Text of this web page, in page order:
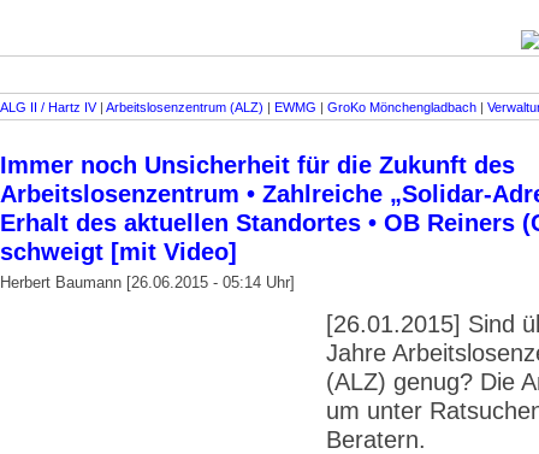
ALG II / Hartz IV| Arbeitslosenzentrum (ALZ) | EWMG | GroKo Mönchengladbach |
Immer noch Unsicherheit für die Zukunft des
Arbeitslosenzentrum • Zahlreiche „Solidar-
Erhalt des aktuellen Standortes • OB Reiners
schweigt [mit Video]
Herbert Baumann [26.06.2015 - 05:14 Uhr]
[26.01.2015] Sind
Jahre
(ALZ) genug? Die
um unter
Beratern.